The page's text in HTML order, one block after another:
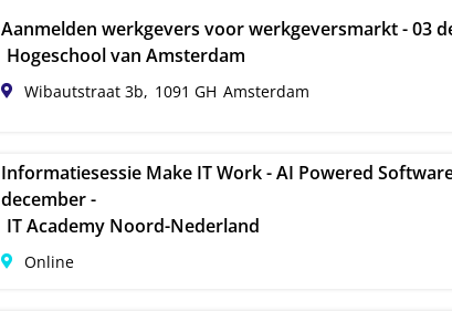
Aanmelden werkgevers voor werkgeversmarkt - 03
Hogeschool van Amsterdam
Wibautstraat 3b, 1091 GH Amsterdam
Informatiesessie Make IT Work - AI Powered
december -
IT Academy Noord-Nederland
Online